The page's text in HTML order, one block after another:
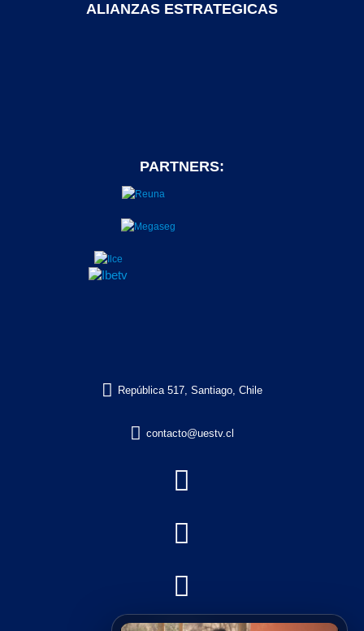
ALIANZAS ESTRATEGICAS
PARTNERS:
 República 517, Santiago, Chile
 contacto@uestv.cl


